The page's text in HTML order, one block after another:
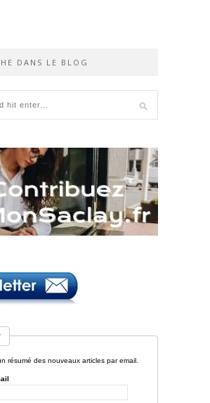
DANS LE BLOG
résumé des nouveaux articles par email.